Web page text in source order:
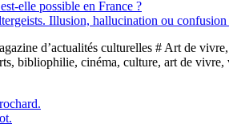
elle possible en France ?
Illusion, hallucination ou confusion
d’actualités culturelles # Art de
bibliophilie, cinéma, culture, art de vivre,